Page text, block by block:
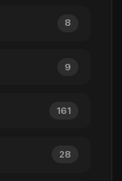
8
9
161
28